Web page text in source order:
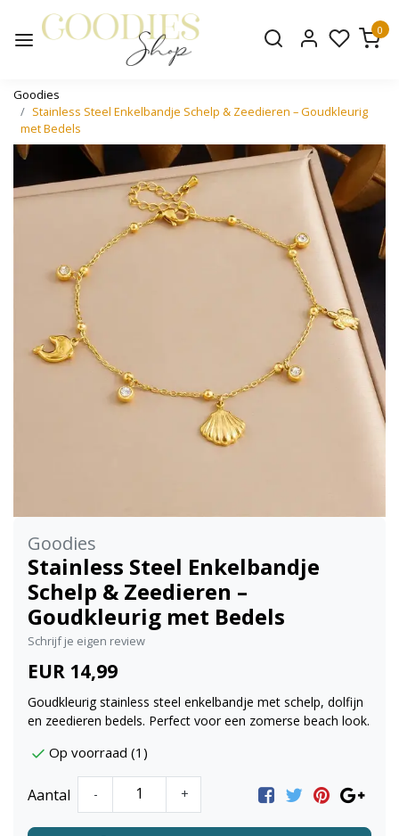
0
Goodies
Stainless Steel Enkelbandje Schelp & Zeedieren – Goudkleurig
met Bedels
Goodies
Stainless Steel Enkelbandje
Schelp & Zeedieren –
Goudkleurig met Bedels
Schrijf je eigen review
EUR 14,99
Goudkleurig stainless steel enkelbandje met schelp, dolfijn
en zeedieren bedels. Perfect voor een zomerse beach look.
Op voorraad (1)
Aantal - +